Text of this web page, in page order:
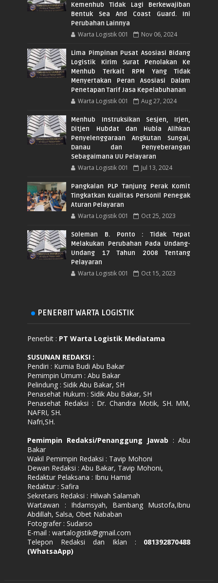
Kemenhub Tidak Lagi Berkewajiban
Bentuk Sea And Coast Guard. Ini
Perubahan Lainnya
Warta Logistik 001 Nov 06, 2024
Lima Pimpinan Pusat Asosiasi Bidang
Logistik Kirim Surat Penolakan Ke
Menhub Terkait RPM Yang Tidak
Menyertakan Peran Asosiasi Dalam
Penetapan Tarif Jasa Kepelabuhanan
Warta Logistik 001 Aug 27, 2024
Menhub Instruksikan Sesjen, Irjen,
Ditjen Hubdat dan Hubla Alihkan
Penyelenggaraan Angkutan Sungai,
Danau dan Penyeberangan
Sebagaimana UU Pelayaran
Warta Logistik 001 Jul 13, 2024
Pangkalan PLP Tanjung Perak Komit
Tingkatkan Kualitas Personil Penegak
Aturan Pelayaran
Warta Logistik 001 Oct 25, 2023
Soleman B. Ponto : Tidak Tepat
Melakukan Perubahan Pada Undang-
Undang 17 Tahun 2008 Tentang
Pelayaran
Warta Logistik 001 Oct 15, 2023
PENERBIT WARTA LOGISTIK
Penerbit : PT Warta Logistik Mediatama
SUSUNAN REDAKSI :
Pendiri : Kurnia Budi Abu Bakar
Pemimpin Umum : Abu Bakar
Pelindung : Sidik Abu Bakar, SH
Penasehat Hukum : Sidik Abu Bakar, SH
Penasehat Redaksi : Dr. Chandra Motik, SH. MM,
NAFRI, SH.
Nafri,SH.
Pemimpin Redaksi/Penanggung Jawab : Abu
Bakar
Wakil Pemimpin Redaksi : Tavip Mohoni
Dewan Redaksi : Abu Bakar, Tavip Mohoni,
Redaktur Pelaksana : Ibnu Hamid
Redaktur : Safira
Sekretaris Redaksi : Hilwah Salamah
Wartawan : Ihdamsyah, Bambang Mustofa,Ibnu
Abdillah, Salsa, Obet Nababan
Fotografer : Sudarso
E-mail : wartalogistik@gmail.com
Telepon Redaksi dan Iklan : 081392870488
(WhatsaApp)